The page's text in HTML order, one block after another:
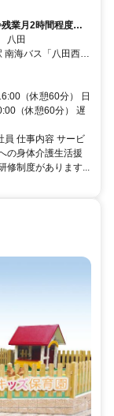
業月2時間程度◇
八田
海バス「八田西団
（休憩60分） 日
（休憩60分） 遅
員 仕事内容 サービ
の身体介護生活援
制度があります...